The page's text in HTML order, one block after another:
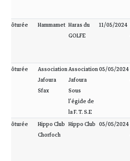
11/05/2024
Haras du
GOLFE
Hammamet
Clôturée
05/05/2024
Association
Jafoura
Sous
l'égide de
la F. T. S.E
Association
Jafoura
Sfax
Clôturée
05/05/2024
Hippo Club
Hippo Club
Chorfoch
Clôturée